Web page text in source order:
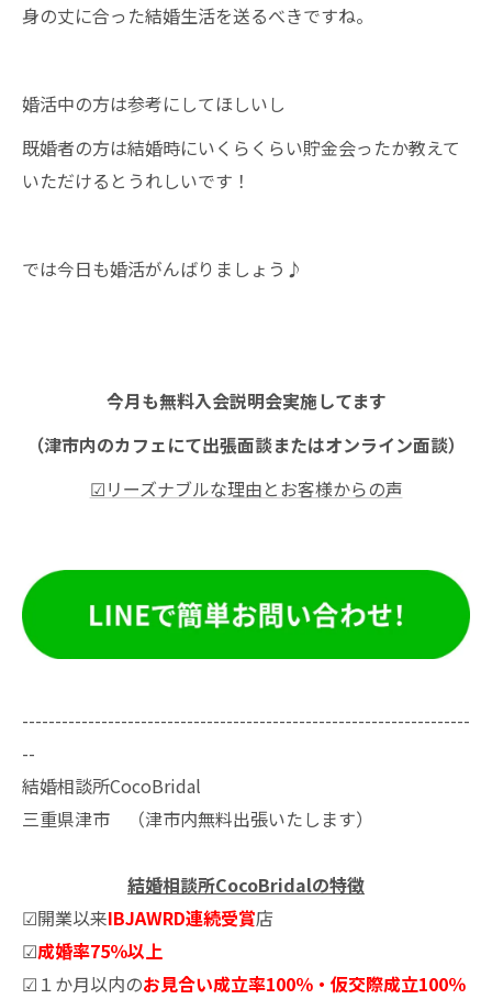
身の丈に合った結婚生活を送るべきですね。
婚活中の方は参考にしてほしいし
既婚者の方は結婚時にいくらくらい貯金会ったか教えて
いただけるとうれしいです！
では今日も婚活がんばりましょう♪
今月も無料入会説明会実施してます
（津市内のカフェにて出張面談またはオンライン面談）
☑リーズナブルな理由とお客様からの声
--------------------------------------------------------------------
--
結婚相談所CocoBridal
三重県津市 （津市内無料出張いたします）
結婚相談所CocoBridalの特徴
☑開業以来IBJAWRD連続受賞店
☑成婚率75％以上
☑１か月以内のお見合い成立率100％・仮交際成立100％